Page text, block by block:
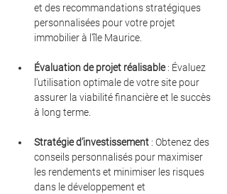
et des recommandations stratégiques
personnalisées pour votre projet
immobilier à l'île Maurice.
Évaluation de projet réalisable : Évaluez
l’utilisation optimale de votre site pour
assurer la viabilité financière et le succès
à long terme.
Stratégie d’investissement : Obtenez des
conseils personnalisés pour maximiser
les rendements et minimiser les risques
dans le développement et